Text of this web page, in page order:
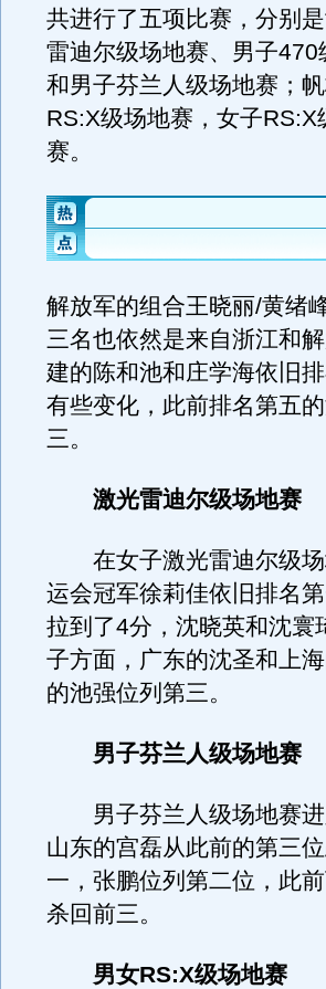
共进行了五项比赛，分别
雷迪尔级场地赛、男子
和男子芬兰人级场地赛；
RS:X级场地赛，女子
赛。
解放军的组合王晓丽/黄绪
三名也依然是来自浙江和
建的陈和池和庄学海依旧
有些变化，此前排名第五
三。
激光雷迪尔级场地赛
在女子激光雷迪尔级场
运会冠军徐莉佳依旧排名
拉到了4分，沈晓英和沈寰
子方面，广东的沈圣和上
的池强位列第三。
男子芬兰人级场地赛
男子芬兰人级场地赛进
山东的宫磊从此前的第三
一，张鹏位列第二位，此
杀回前三。
男女RS:X级场地赛